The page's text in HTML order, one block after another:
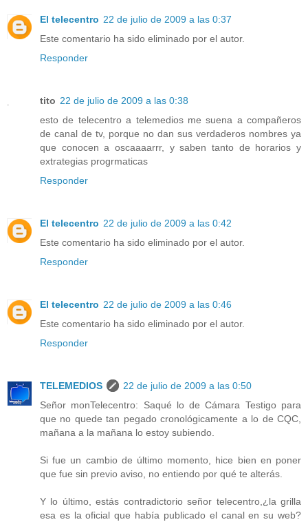
El telecentro 22 de julio de 2009 a las 0:37
Este comentario ha sido eliminado por el autor.
Responder
tito 22 de julio de 2009 a las 0:38
esto de telecentro a telemedios me suena a compañeros
de canal de tv, porque no dan sus verdaderos nombres ya
que conocen a oscaaaarrr, y saben tanto de horarios y
extrategias progrmaticas
Responder
El telecentro 22 de julio de 2009 a las 0:42
Este comentario ha sido eliminado por el autor.
Responder
El telecentro 22 de julio de 2009 a las 0:46
Este comentario ha sido eliminado por el autor.
Responder
TELEMEDIOS
22 de julio de 2009 a las 0:50
Señor monTelecentro: Saqué lo de Cámara Testigo para
que no quede tan pegado cronológicamente a lo de CQC,
mañana a la mañana lo estoy subiendo.
Si fue un cambio de último momento, hice bien en poner
que fue sin previo aviso, no entiendo por qué te alterás.
Y lo último, estás contradictorio señor telecentro,¿la grilla
esa es la oficial que había publicado el canal en su web?